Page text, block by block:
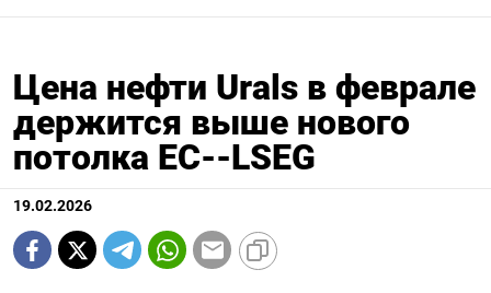
Цена нефти Urals в феврале
держится выше нового
потолка ЕС--LSEG
19.02.2026